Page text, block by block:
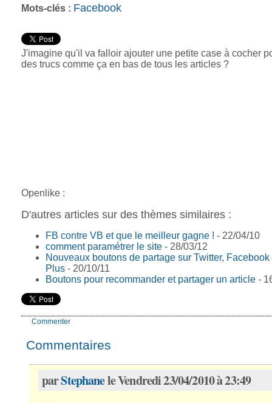
Mots-clés : Facebook
J'imagine qu'il va falloir ajouter une petite case à cocher
des trucs comme ça en bas de tous les articles ?
Openlike :
D'autres articles sur des thèmes similaires :
FB contre VB et que le meilleur gagne ! - 22/04/10
comment paramétrer le site - 28/03/12
Nouveaux boutons de partage sur Twitter,
Plus - 20/10/11
Boutons pour recommander et partager un article -
Commenter
Commentaires
parStephanele Vendredi 23/04/2010 à 23:49